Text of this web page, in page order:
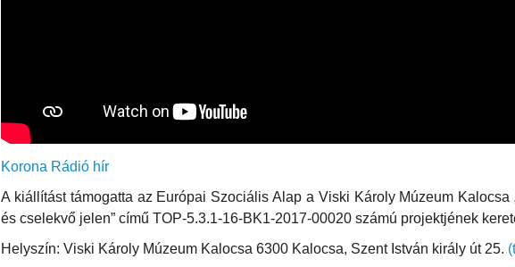
Korona Rádió hír
A kiállítást támogatta az Európai Szociális Alap a Viski Károly Múzeum Kalocsa
és cselekvő jelen” című TOP-5.3.1-16-BK1-2017-00020 számú projektjének
Helyszín: Viski Károly Múzeum Kalocsa 6300 Kalocsa, Szent István király út 25.